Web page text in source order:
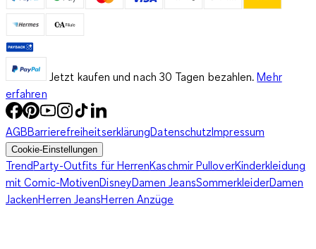
Jetzt kaufen und nach 30 Tagen bezahlen. Mehr
erfahren
AGBBarrierefreiheitserklärungDatenschutzImpressum
Cookie-Einstellungen
TrendParty-Outfits für HerrenKaschmir PulloverKinderkleidung
mit Comic-MotivenDisneyDamen JeansSommerkleiderDamen
JackenHerren JeansHerren Anzüge